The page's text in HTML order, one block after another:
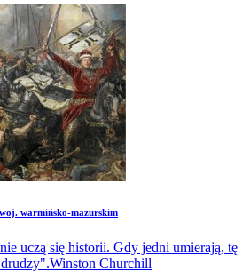
warmińsko-mazurskim
uczą się historii. Gdy jedni umierają, tę
Churchill